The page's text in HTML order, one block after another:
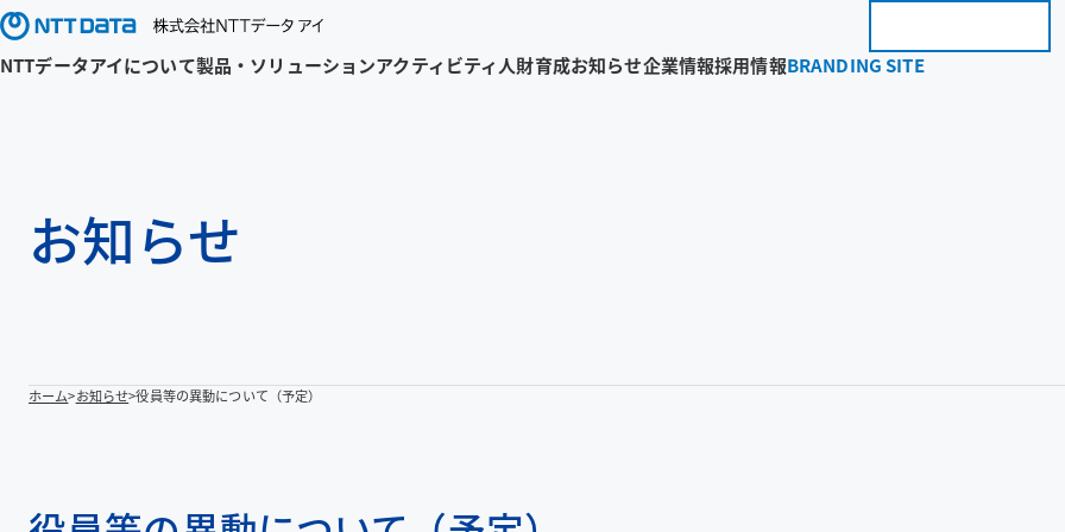
NTTデータアイについて製品・ソリューションアクティビティ 人財育成お知らせ企業情報採用情報BRANDING SITEBRANDING
お知らせ
ホーム お知らせ 役員等の異動について（予定）